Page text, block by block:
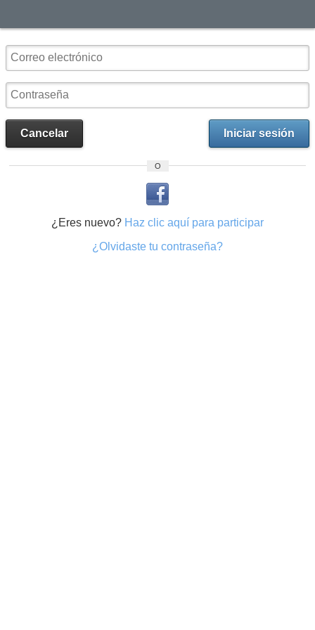
Iniciar sesión
Cancelar
O
¿Eres nuevo? Haz clic aquí para participar
¿Olvidaste tu contraseña?